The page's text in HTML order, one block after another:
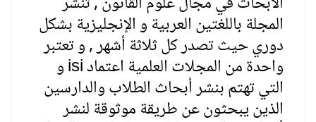
المجلة باللغتين العربية و الإنجليزية بشكل
دوري حيث تصدر كل ثلاثة أشهر , و تعتبر
واحدة من المجلات العلمية اعتمادisiو
التي تهتم بنشر أبحاث الطلاب والدارسين
الذين يبحثون عن طريقة موثوقة لنشر